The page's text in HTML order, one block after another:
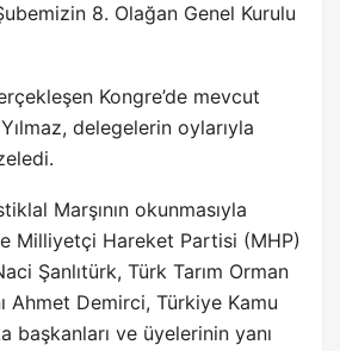
8. Olağan Genel Kurulu
Kongre’de mevcut
delegelerin oylarıyla
Marşının okunmasıyla
Milliyetçi Hareket Partisi (MHP)
Şanlıtürk, Türk Tarım Orman
Ahmet Demirci, Türkiye Kamu
başkanları ve üyelerinin yanı